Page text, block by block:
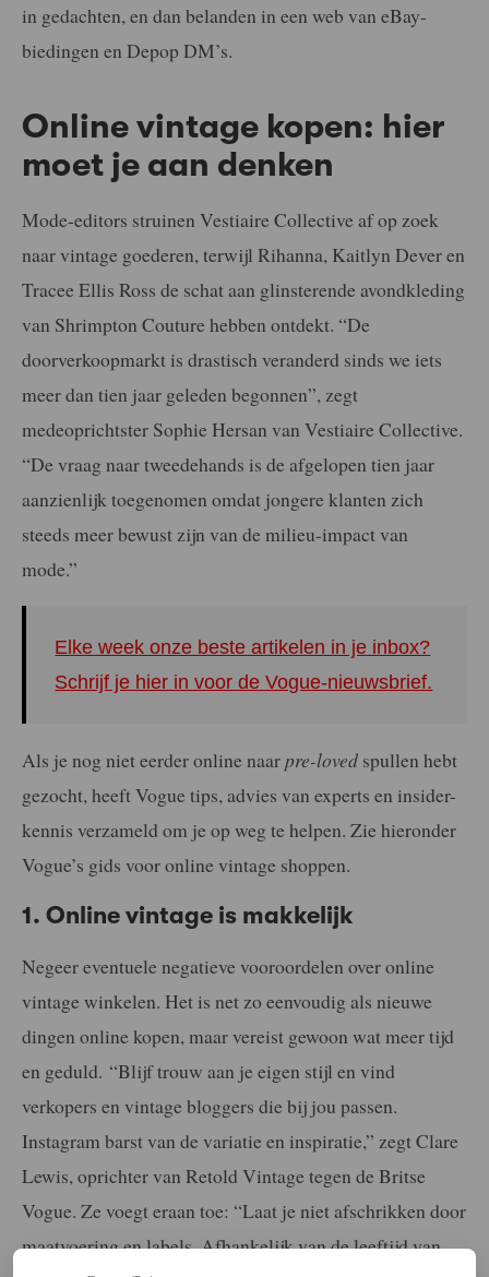
in gedachten, en dan belanden in een web van eBay-
biedingen en Depop DM’s.
Online vintage kopen: hier
moet je aan denken
Mode-editors struinen Vestiaire Collective af op zoek
naar vintage goederen, terwijl Rihanna, Kaitlyn Dever en
Tracee Ellis Ross de schat aan glinsterende avondkleding
van Shrimpton Couture hebben ontdekt. “De
doorverkoopmarkt is drastisch veranderd sinds we iets
meer dan tien jaar geleden begonnen”, zegt
medeoprichtster Sophie Hersan van Vestiaire Collective.
“De vraag naar tweedehands is de afgelopen tien jaar
aanzienlijk toegenomen omdat jongere klanten zich
steeds meer bewust zijn van de milieu-impact van
mode.”
Elke week onze beste artikelen in je inbox?
Schrijf je hier in voor de Vogue-nieuwsbrief.
Als je nog niet eerder online naarpre-loved spullen hebt
gezocht, heeft Vogue tips, advies van experts en insider-
kennis verzameld om je op weg te helpen. Zie hieronder
Vogue’s gids voor online vintage shoppen.
1. Online vintage is makkelijk
Negeer eventuele negatieve vooroordelen over online
vintage winkelen. Het is net zo eenvoudig als nieuwe
dingen online kopen, maar vereist gewoon wat meer tijd
en geduld. “Blijf trouw aan je eigen stijl en vind
verkopers en vintage bloggers die bij jou passen.
Instagram barst van de variatie en inspiratie,” zegt Clare
Lewis, oprichter van Retold Vintage tegen de Britse
Vogue. Ze voegt eraan toe: “Laat je niet afschrikken door
maatvoering en labels. Afhankelijk van de leeftijd van